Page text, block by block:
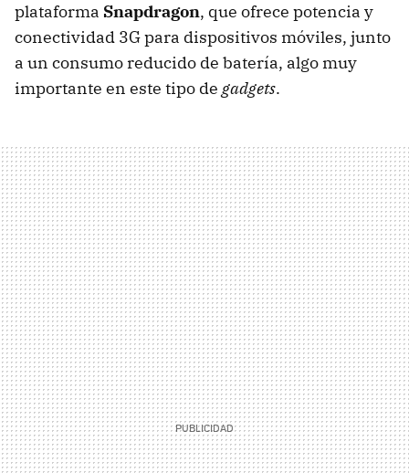
plataforma Snapdragon, que ofrece potencia y
conectividad 3G para dispositivos móviles, junto
a un consumo reducido de batería, algo muy
importante en este tipo de gadgets.